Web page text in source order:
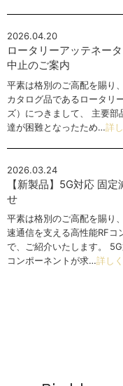
2026.04.20
ロータリーアッテネー
中止のご案内
平素は格別のご高配を賜り
カタログ品であるロータリ
ズ）につきまして、 主要
達が困難となったため…詳
2026.03.24
【新製品】5G対応 固
せ
平素は格別のご高配を賜り
速通信を支える高性能RF
で、ご紹介いたします。
コンポーネントが求…詳し